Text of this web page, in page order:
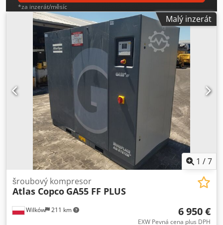
*za inzerát/měsíc
Malý inzerát
1 /7
Wilków 211 km
šroubový kompresor
Atlas Copco GA55 FF PLUS
6 950 €
EXW Pevná cena plus DPH